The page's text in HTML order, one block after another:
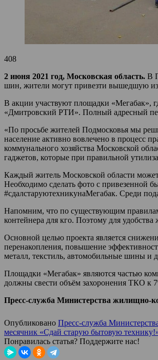
408
2 июня 2021 год, Московская область. В
шин, жители могут привезти вышедшую из
В акции участвуют площадки «Мегабак»,
«Дмитровский РТИ». Полный адресный
«По просьбе жителей Подмосковья мы
население активно вовлечено в процесс
коммунального хозяйства Московской
гаджетов, которые при правильной
Каждый житель Московской области
Необходимо сделать фото с привезенной
#сдалстаруютехникунаМегабак. Среди
Напомним, что по существующим
контейнера для кго. Поэтому для
Основной целью проекта является
перенакопления, повышение
металл, текстиль, автомобильные шины и
Площадки «Мегабак» являются частью
должны свести объём захоронения ТКО к
Пресс-служба Министерства жилищно-
Опубликовано Пресс-служба
месячник «Сдай старую бытовую
Понравилась статья? Поддержите нас!